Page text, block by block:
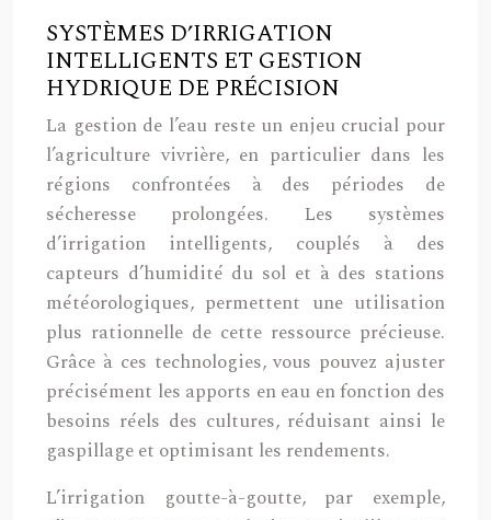
SYSTÈMES D’IRRIGATION
INTELLIGENTS ET GESTION
HYDRIQUE DE PRÉCISION
La gestion de l’eau reste un enjeu crucial pour
l’agriculture vivrière, en particulier dans les
régions confrontées à des périodes de
sécheresse prolongées. Les systèmes
d’irrigation intelligents, couplés à des
capteurs d’humidité du sol et à des stations
météorologiques, permettent une utilisation
plus rationnelle de cette ressource précieuse.
Grâce à ces technologies, vous pouvez ajuster
précisément les apports en eau en fonction des
besoins réels des cultures, réduisant ainsi le
gaspillage et optimisant les rendements.
L’irrigation goutte-à-goutte, par exemple,